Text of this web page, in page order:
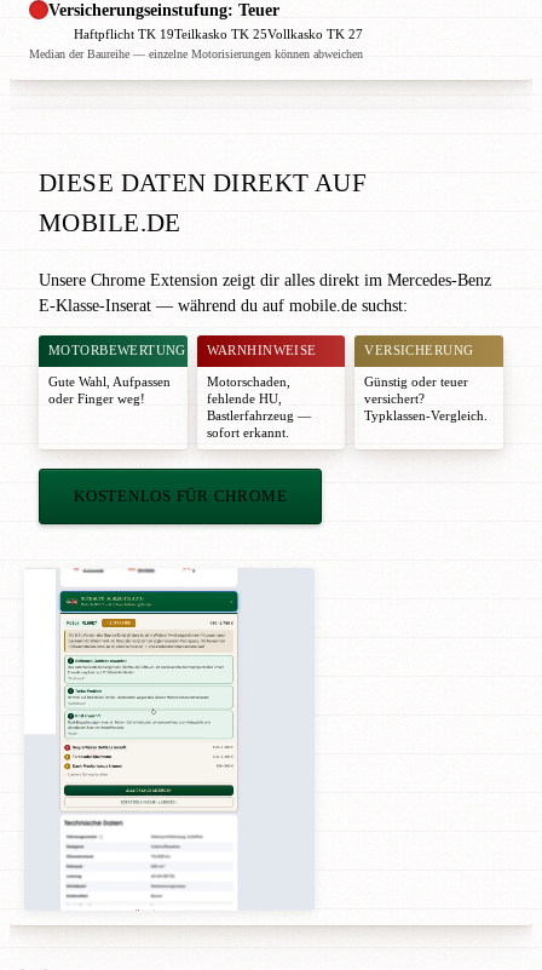
Versicherungseinstufung: Teuer
Haftpflicht TK 19Teilkasko TK 25Vollkasko TK 27
Median der Baureihe — einzelne Motorisierungen können abweichen
DIESE DATEN DIREKT AUF
MOBILE.DE
Unsere Chrome Extension zeigt dir alles direkt im Mercedes-Benz
E-Klasse-Inserat — während du auf mobile.de suchst:
MOTORBEWERTUNG
Gute Wahl
Aufpassen
oder Finger weg!
WARNHINWEISE
Motorschaden,
fehlende HU,
Bastlerfahrzeug —
sofort erkannt.
VERSICHERUNG
Günstig oder teuer
versichert?
Typklassen-Vergleich.
KOSTENLOS FÜR CHROME